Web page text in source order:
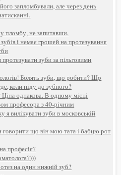
запломбували, але через день
пломбу, не запитавши.
і немає грошей на протезування
зуби за пільговими
Болять зуби, що робити? Що
коли піду до зубного?
однакова. В одному місці
професора з 40-річним
вилікувати зуби в московській
що він мою тата і бабцю рот
професія?
на один нижній зуб?